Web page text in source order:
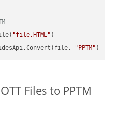
"file.HTML" )
"PPTM"
Files to PPTM